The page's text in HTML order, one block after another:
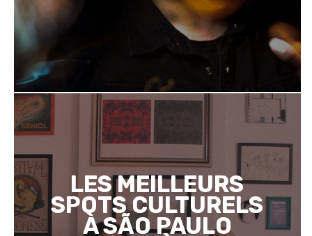
LES MEILLEURS
SPOTS CULTURELS
À SÃO PAULO